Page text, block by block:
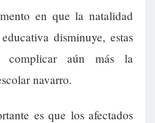
en que la natalidad
disminuye, estas
complicar aún más la
navarro.
es que los afectados